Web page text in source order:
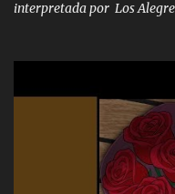
interpretada por Los
quiso, él tiempo sigue
seguiré esperando hasta
tengo de mi mente no se
tu papá, a veces me
que tu me escuchas